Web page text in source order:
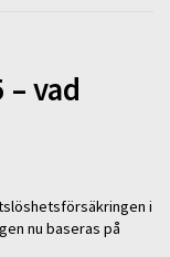
vad
i
nu baseras på